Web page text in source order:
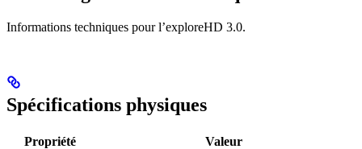
Informations techniques pour l’exploreHD 3.0.
Spécifications physiques
Propriété
Valeur